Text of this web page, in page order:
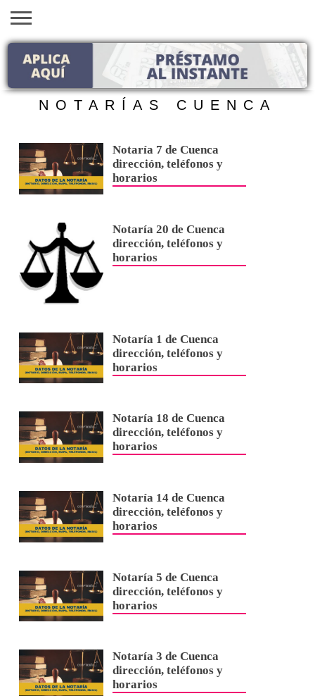
INICIO
AYUDAS
ECONÓMICAS
VACANTES
EN EEUU
SACA
TU
VISA
EMPLEOS
TRÁMITES
PRÉSTAMOS
CURSOS
HOGAR
BELLEZA
NOTARÍAS CUENCA
Notaría 7 de Cuenca
dirección, teléfonos y
horarios
Notaría 20 de Cuenca
dirección, teléfonos y
horarios
Notaría 1 de Cuenca
dirección, teléfonos y
horarios
Notaría 18 de Cuenca
dirección, teléfonos y
horarios
Notaría 14 de Cuenca
dirección, teléfonos y
horarios
Notaría 5 de Cuenca
dirección, teléfonos y
horarios
Notaría 3 de Cuenca
dirección, teléfonos y
horarios